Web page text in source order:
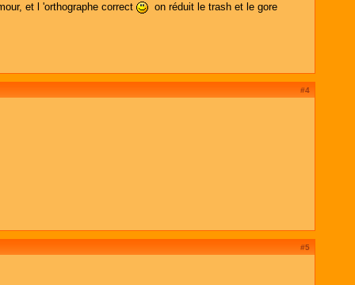
et l 'orthographe correct
on réduit le trash et le gore
#4
#5